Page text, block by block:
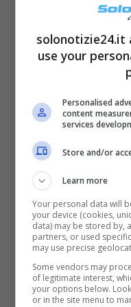
poiché c’è
meglio dopo quel
Leggi anche ->
Zenga,
solonotizie24.it
use your
Personalised
content
services
Store and/or
Learn more
Your personal data will
your device (cookies,
data) may be stored by,
partners, or used
may use precise
Some vendors may
of legitimate interest,
your options below.
or in the site menu to